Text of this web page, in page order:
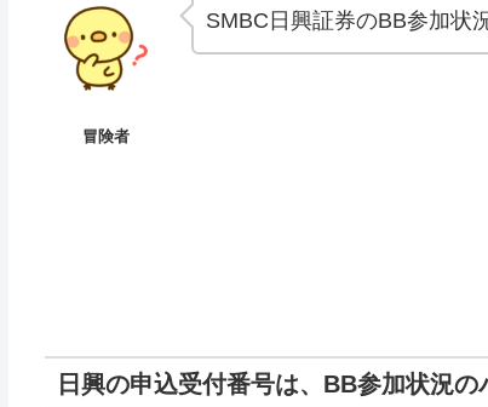
冒険者
SMBC日興証券のBB参加状
日興の申込受付番号は、BB参加状況の